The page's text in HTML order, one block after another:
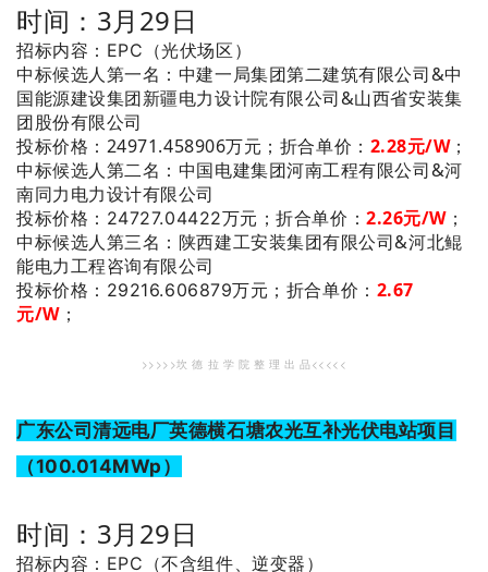
时间：3月29日
招标内容：EPC（光伏场区）
中标候选人第一名 ：中建一局集团第二建筑有限公司&中
国能源建设集团新疆电力设计院有限公司&山西省安装集
团股份有限公司
投标价格：24971.458906万元； 折合单价： 2.28元/W；
中标候选人第二名 ：中国电建集团河南工程有限公司&河
南同力电力设计有限公司
投标价格：24727.04422万元；折合单价：2.26元/W；
中标候选人第三名 ：陕西建工安装集团有限公司&河北鲲
能电力工程咨询有限公司
投标价格：29216.606879万元； 折合单价： 2.67
元/W；
>>>>>坎 德 拉 学 院 整 理 出 品<<<<<
广东公司清远电厂英德横石塘农光互补光伏电站项目
（100.014MWp）
时间：3月29日
招标内容：EPC（不含组件、逆变器）